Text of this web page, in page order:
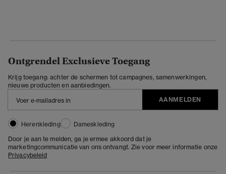
Ontgrendel Exclusieve Toegang
Krijg toegang: achter de schermen tot campagnes, samenwerkingen,
nieuwe producten en aanbiedingen.
AANMELDEN
Herenkleding
Dameskleding
Door je aan te melden, ga je ermee akkoord dat je
marketingcommunicatie van ons ontvangt. Zie voor meer informatie onze
Privacybeleid